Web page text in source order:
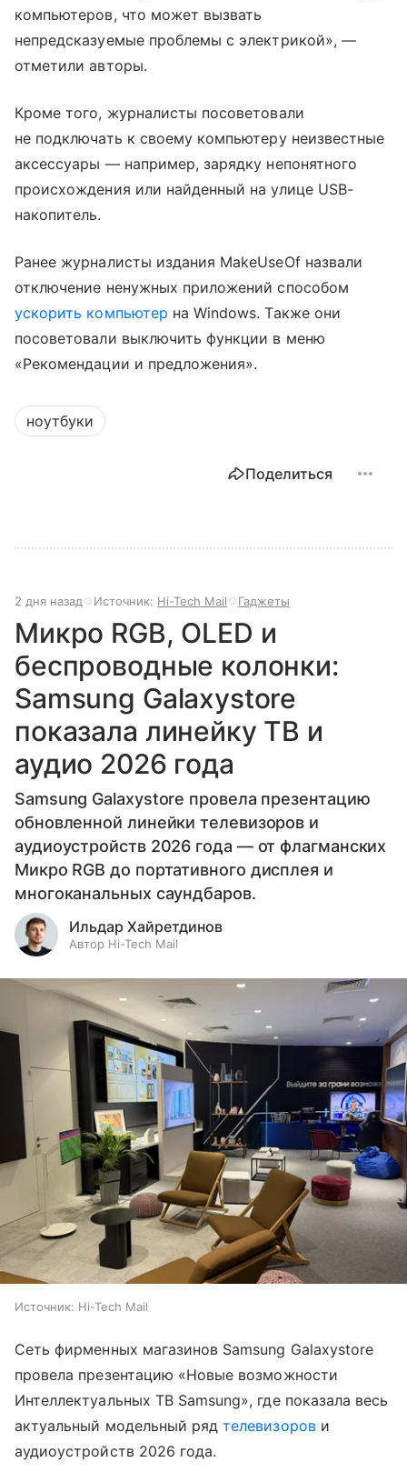
компьютеров, что может вызвать
непредсказуемые проблемы с электрикой», —
отметили авторы.
Кроме того, журналисты посоветовали
не подключать к своему компьютеру неизвестные
аксессуары — например, зарядку непонятного
происхождения или найденный на улице USB-
накопитель.
Ранее журналисты издания MakeUseOf назвали
отключение ненужных приложений способом
ускорить компьютер на Windows. Также они
посоветовали выключить функции в меню
«Рекомендации и предложения».
ноутбуки
Поделиться
2 дня назад Источник: Hi-Tech Mail Гаджеты
Микро RGB, OLED и
беспроводные колонки:
Samsung Galaxystore
показала линейку ТВ и
аудио 2026 года
Samsung Galaxystore провела презентацию
обновленной линейки телевизоров и
аудиоустройств 2026 года — от флагманских
Микро RGB до портативного дисплея и
многоканальных саундбаров.
Ильдар Хайретдинов
Автор Hi-Tech Mail
Источник: Hi-Tech Mail
Сеть фирменных магазинов Samsung Galaxystore
провела презентацию «Новые возможности
Интеллектуальных ТВ Samsung», где показала весь
актуальный модельный рядтелевизорови
аудиоустройств 2026 года.